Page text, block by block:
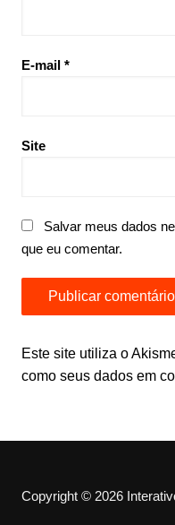
E-mail *
Site
Salvar meus dados
que eu comentar.
Este site utiliza o
como seus dados em
Copyright © 2026